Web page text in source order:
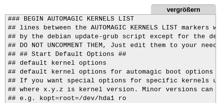
vergrößern
### BEGIN AUTOMAGIC KERNELS LIST
## lines between the AUTOMAGIC KERNELS LIST
## by the debian update-grub script except for the
## DO NOT UNCOMMENT THEM, Just edit them to your needs
## ## Start Default Options ##
## default kernel options
## default kernel options for automagic boot options
## If you want special options for specific kernels
## where x.y.z is kernel version. Minor versions can
## e.g. kopt=root=/dev/hda1 ro